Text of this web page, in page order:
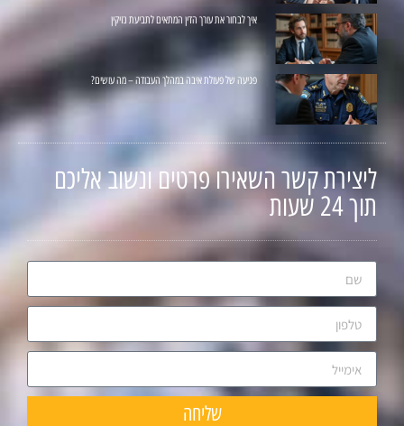
איך לבחור את עורך הדין המתאים לתביעת נזיקין
פגיעה של פעולת איבה במהלך העבודה – מה עושים?
ליצירת קשר השאירו פרטים ונשוב אליכם
תוך 24 שעות
שליחה